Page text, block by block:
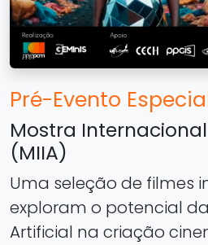
Pré-Evento
Mostra
(MIIA)
Uma seleção de filmes
exploram o potencial
Artificial na criação